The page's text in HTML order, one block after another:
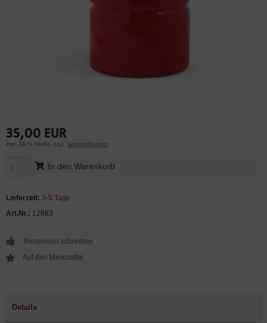
35,00 EUR
inkl. 19 % MwSt. zzgl. Versandkosten
In den Warenkorb
Lieferzeit: 3-5 Tage
Art.Nr.: 12683
Rezension schreiben
Details